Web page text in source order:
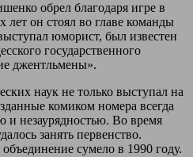
обрел благодаря игре в
он стоял во главе команды
юморист, был известен
государственного
джентльмены».
наук не только выступал на
комиком номера всегда
и незаурядностью. Во время
занять первенство.
сумело в 1990 году.